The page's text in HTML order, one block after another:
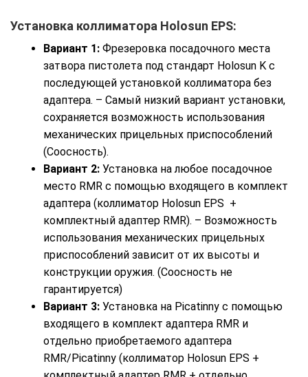
Установка коллиматора Holosun EPS:
Вариант 1: Фрезеровка посадочного места
затвора пистолета под стандарт Holosun K с
последующей установкой коллиматора без
адаптера. – Самый низкий вариант установки,
сохраняется возможность использования
механических прицельных приспособлений
(Соосность).
Вариант 2: Установка на любое посадочное
место RMR с помощью входящего в комплект
адаптера (коллиматор Holosun EPS +
комплектный адаптер RMR). – Возможность
использования механических прицельных
приспособлений зависит от их высоты и
конструкции оружия. (Соосность не
гарантируется)
Вариант 3: Установка на Picatinny с помощью
входящего в комплект адаптера RMR и
отдельно приобретаемого адаптера
RMR/Picatinny (коллиматор Holosun EPS +